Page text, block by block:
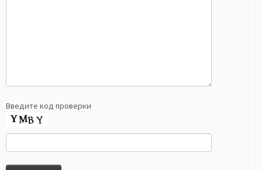
Введите код проверки